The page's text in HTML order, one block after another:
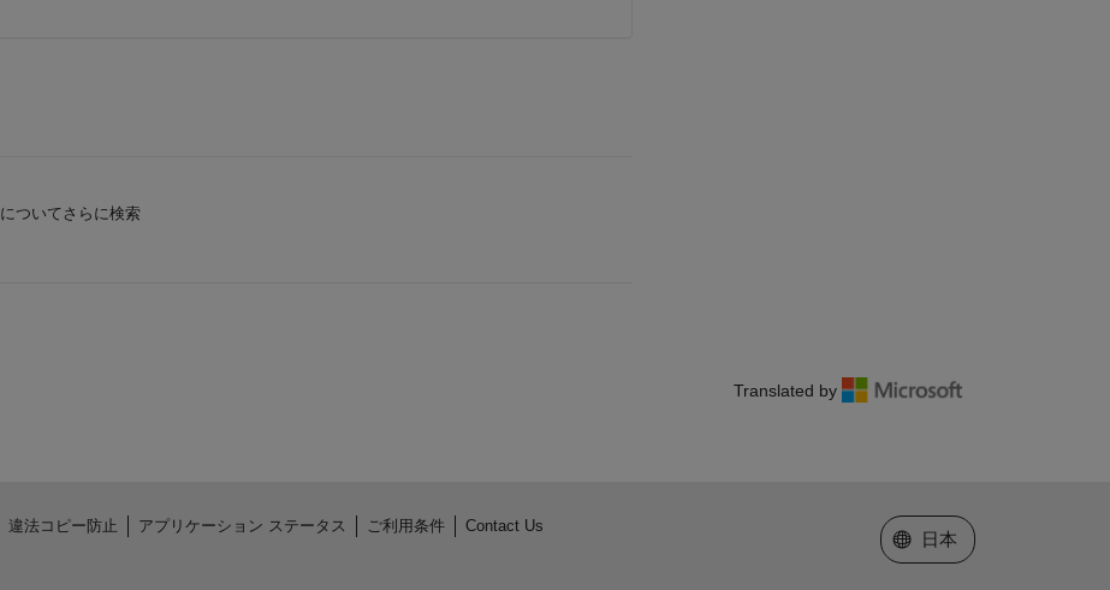
についてさらに検索
Translated by
違法コピー防止 アプリケーション ステータス ご利用条件
Contact Us
Web サイトの選択
日本